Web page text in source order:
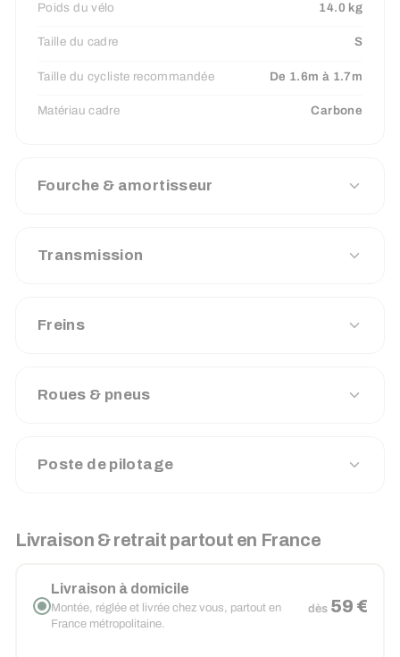
Poids du vélo 14.0 kg
Taille du cadre S
Taille du cycliste recommandée De 1.6m à 1.7m
Matériau cadre Carbone
Fourche & amortisseur
Transmission
Freins
Roues & pneus
Poste de pilotage
Livraison & retrait partout en France
Livraison à domicile
Montée, réglée et livrée chez vous, partout en
France métropolitaine.
dès 59 €